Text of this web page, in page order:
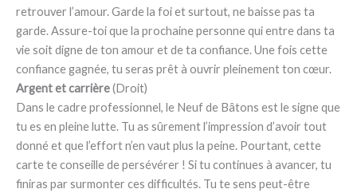
retrouver l’amour. Garde la foi et surtout, ne baisse pas ta
garde. Assure-toi que la prochaine personne qui entre dans ta
vie soit digne de ton amour et de ta confiance. Une fois cette
confiance gagnée, tu seras prêt à ouvrir pleinement ton cœur.
Argent et carrière(Droit)
Dans le cadre professionnel, le Neuf de Bâtons est le signe que
tu es en pleine lutte. Tu as sûrement l’impression d’avoir tout
donné et que l’effort n’en vaut plus la peine. Pourtant, cette
carte te conseille de persévérer ! Si tu continues à avancer, tu
finiras par surmonter ces difficultés. Tu te sens peut-être